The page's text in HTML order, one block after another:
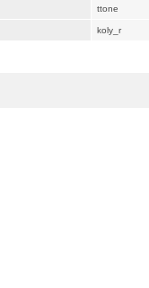
ttone
koly_r